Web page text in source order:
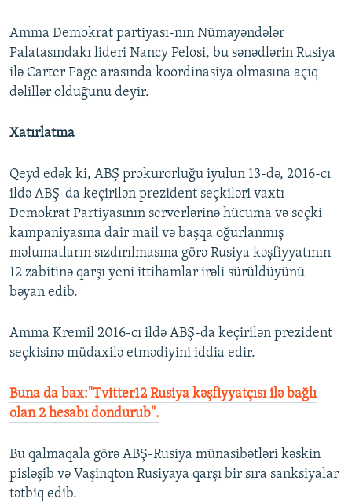
Amma Demokrat partiyası-nın Nümayəndələr
Palatasındakı lideri Nancy Pelosi, bu sənədlərin Rusiya
ilə Carter Page arasında koordinasiya olmasına açıq
dəlillər olduğunu deyir.
Xatırlatma
Qeyd edək ki, ABŞ prokurorluğu iyulun 13-də, 2016-cı
ildə ABŞ-da keçirilən prezident seçkiləri vaxtı
Demokrat Partiyasının serverlərinə hücuma və seçki
kampaniyasına dair mail və başqa oğurlanmış
məlumatların sızdırılmasına görə Rusiya kəşfiyyatının
12 zabitinə qarşı yeni ittihamlar irəli sürüldüyünü
bəyan edib.
Amma Kremil 2016-cı ildə ABŞ-da keçirilən prezident
seçkisinə müdaxilə etmədiyini iddia edir.
Buna da bax:"Tvitter12 Rusiya kəşfiyyatçısı ilə bağlı
olan 2 hesabı dondurub".
Bu qalmaqala görə ABŞ-Rusiya münasibətləri kəskin
pisləşib və Vaşinqton Rusiyaya qarşı bir sıra sanksiyalar
tətbiq edib.